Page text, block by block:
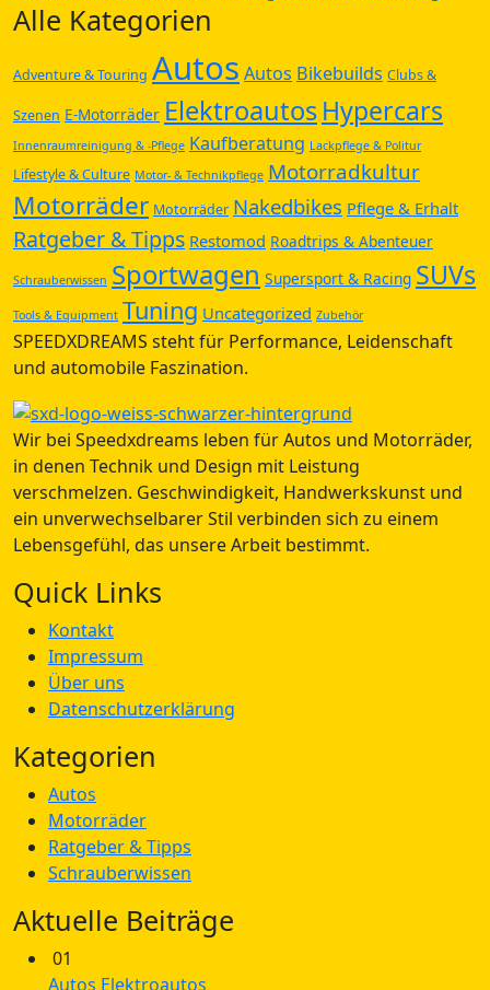
Alle Kategorien
Adventure & Touring Autos Autos Bikebuilds Clubs &
Szenen E-Motorräder ElektroautosHypercars
Innenraumreinigung & -Pflege Kaufberatung Lackpflege & Politur
Lifestyle & Culture Motor- & Technikpflege Motorradkultur
Motorräder Motorräder Nakedbikes Pflege & Erhalt
Ratgeber & Tipps Restomod Roadtrips & Abenteuer
Schrauberwissen Sportwagen Supersport & Racing SUVs
Tools & Equipment Tuning Uncategorized Zubehör
SPEEDXDREAMS steht für Performance, Leidenschaft
und automobile Faszination.
Wir bei Speedxdreams leben für Autos und Motorräder,
in denen Technik und Design mit Leistung
verschmelzen. Geschwindigkeit, Handwerkskunst und
ein unverwechselbarer Stil verbinden sich zu einem
Lebensgefühl, das unsere Arbeit bestimmt.
Quick Links
Kontakt
Impressum
Über uns
Datenschutzerklärung
Kategorien
Autos
Motorräder
Ratgeber & Tipps
Schrauberwissen
Aktuelle Beiträge
01
Autos Elektroautos